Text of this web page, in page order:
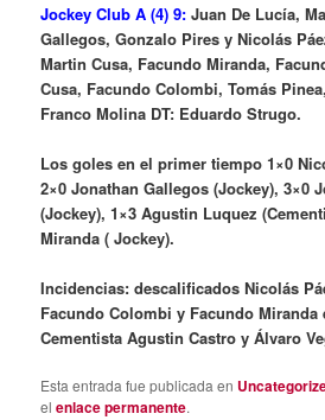
Jockey Club A (4) 9:Juan De Lucía,
Gallegos, Gonzalo Pires y Nicolás
Martin Cusa, Facundo Miranda,
Cusa, Facundo Colombi, Tomás
Franco Molina DT: Eduardo Strugo.
Los goles en el primer tiempo 1×0
2×0 Jonathan Gallegos (Jockey), 3×0
(Jockey), 1×3 Agustin Luquez
Miranda ( Jockey).
Incidencias: descalificados Nicolás
Facundo Colombi y Facundo Miranda
Cementista Agustin Castro y Álvaro
Esta entrada fue publicada en
elenlace permanente.